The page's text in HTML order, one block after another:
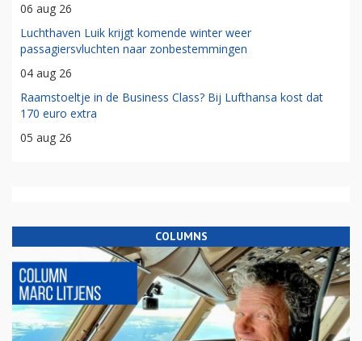
06 aug 26
Luchthaven Luik krijgt komende winter weer
passagiersvluchten naar zonbestemmingen
04 aug 26
Raamstoeltje in de Business Class? Bij Lufthansa kost dat
170 euro extra
05 aug 26
COLUMNS